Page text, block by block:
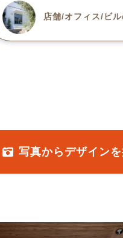
店舗/オフィス/ビル
写真からデザイン